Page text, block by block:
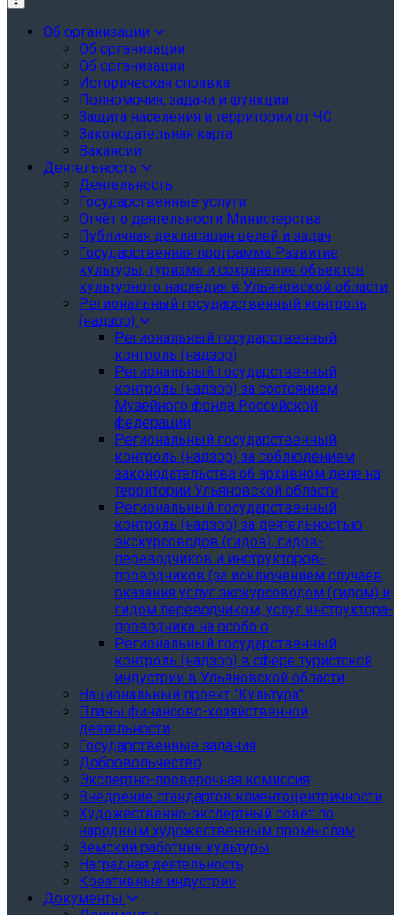
Об организации
Об организации
Об организации
Историческая справка
Полномочия, задачи и функции
Защита населения и территории от ЧС
Законодательная карта
Вакансии
Деятельность
Деятельность
Государственные услуги
Отчёт о деятельности Министерства
Публичная декларация целей и задач
Государственная программа Развитие
культуры, туризма и сохранение объектов
культурного наследия в Ульяновской области
Региональный государственный контроль
(надзор)
Региональный государственный
контроль (надзор)
Региональный государственный
контроль (надзор) за состоянием
Музейного фонда Российской
федерации
Региональный государственный
контроль (надзор) за соблюдением
законодательства об архивном деле на
территории Ульяновской области
Региональный государственный
контроль (надзор) за деятельностью
экскурсоводов (гидов), гидов-
переводчиков и инструкторов-
проводников (за исключением случаев
оказания услуг экскурсоводом (гидом) и
гидом переводчиком, услуг инструктора-
проводника на особо о
Региональный государственный
контроль (надзор) в сфере туристской
индустрии в Ульяновской области
Национальный проект "Культура"
Планы финансово-хозяйственной
деятельности
Государственные задания
Добровольчество
Экспертно-проверочная комиссия
Внедрение стандартов клиентоцентричности
Художественно-экспертный совет по
народным художественным промыслам
Земский работник культуры
Наградная деятельность
Креативные индустрии
Документы